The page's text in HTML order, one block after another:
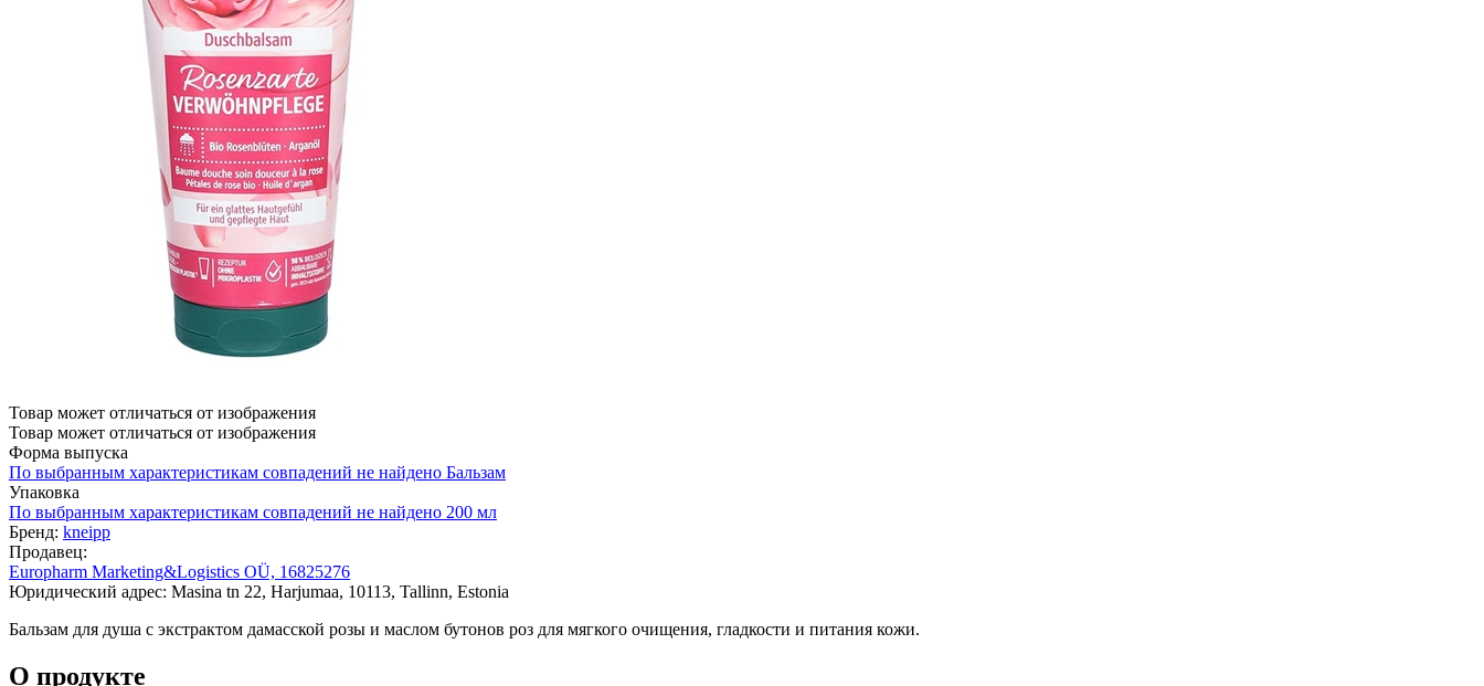
Товар может отличаться от изображения
Товар может отличаться от изображения
Форма выпуска
По выбранным характеристикам совпадений не найдено Бальзам
Упаковка
По выбранным характеристикам совпадений не найдено 200 мл
Бренд: kneipp
Продавец:
Europharm Marketing&Logistics OÜ, 16825276
Юридический адрес: Masina tn 22, Harjumaa, 10113, Tallinn, Estonia
Бальзам для душа с экстрактом дамасской розы и маслом бутонов роз для мягкого очищения, гладкости и питания кожи.
О продукте